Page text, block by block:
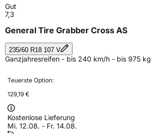
Gut
7,3
General Tire Grabber Cross AS
235/60 R18 107 V
Ganzjahresreifen - bis 240 km/h - bis 975 kg
Teuerste Option:
129,19 €
Kostenlose Lieferung
Mi. 12.08. - Fr. 14.08.